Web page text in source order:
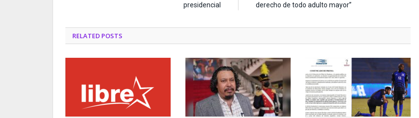
presidencial
derecho de todo adulto mayor”
RELATED POSTS